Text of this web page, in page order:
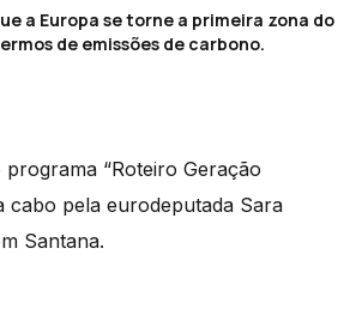
a Europa se torne a primeira zona do
de emissões de carbono.
“Roteiro Geração
cabo pela eurodeputada Sara
Santana.